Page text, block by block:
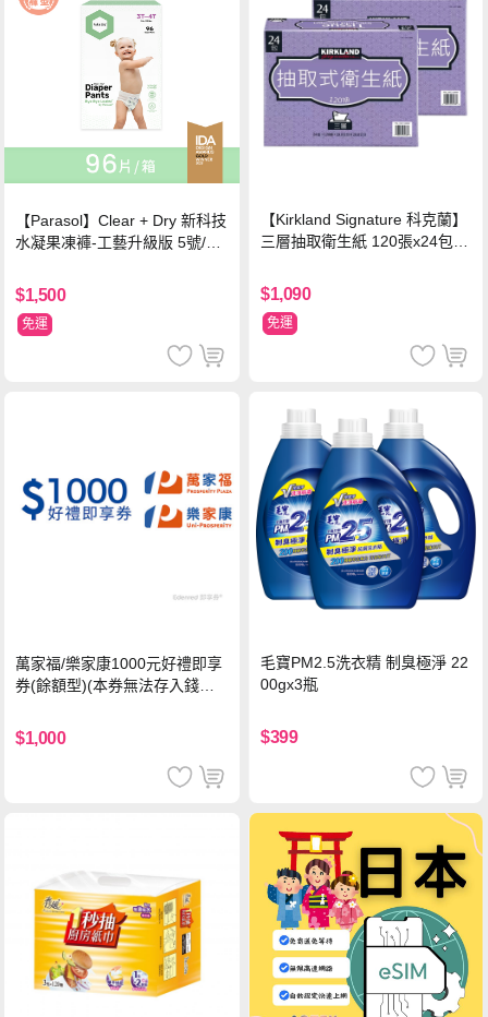
【Parasol】Clear + Dry 新科技
水凝果凍褲-工藝升級版 5號/XL
$1,500
免運
【Kirkland Signature 科克蘭】
三層抽取衛生紙 120張x24包x2
$1,090
免運
萬家福/樂家康1000元好禮即享
券(餘額型)(本券無法存入錢包
$1,000
毛寶PM2.5洗衣精 制臭極淨 22
00gx3瓶
$399